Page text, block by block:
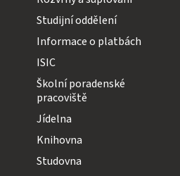
Studijní oddělení
Informace o platbách
ISIC
Školní poradenské
pracoviště
Jídelna
Knihovna
Studovna